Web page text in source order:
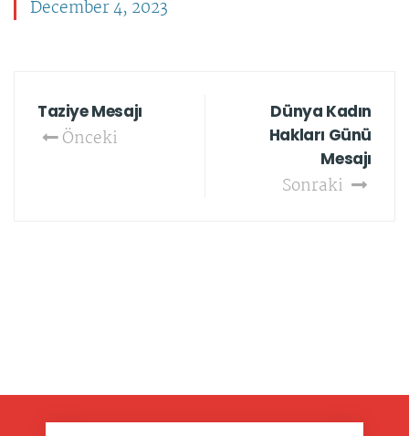
December 4, 2023
Taziye Mesajı
Önceki
Dünya Kadın
Hakları Günü
Mesajı
Sonraki